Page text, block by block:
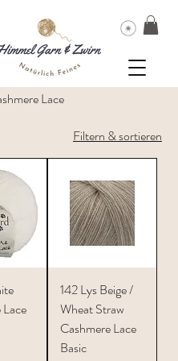
Lace
Filtern & sortieren
142 Lys Beige /
Wheat Straw
Cashmere Lace
Basic